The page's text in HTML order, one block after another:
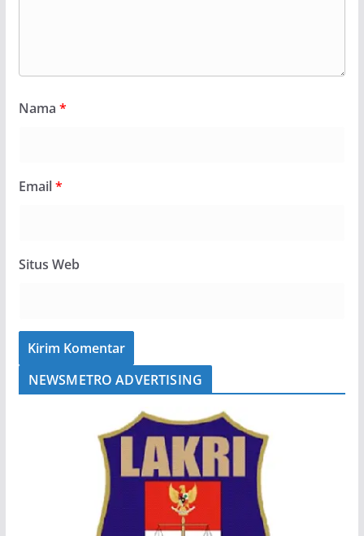
Nama *
Email*
Situs Web
NEWSMETRO ADVERTISING